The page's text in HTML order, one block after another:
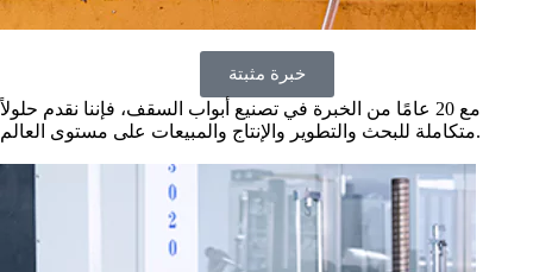
خبرة مثبتة
مع 20 عامًا من الخبرة في تصنيع أبواب السقف، فإننا نقدم حلولاً
متكاملة للبحث والتطوير والإنتاج والمبيعات على مستوى العالم.